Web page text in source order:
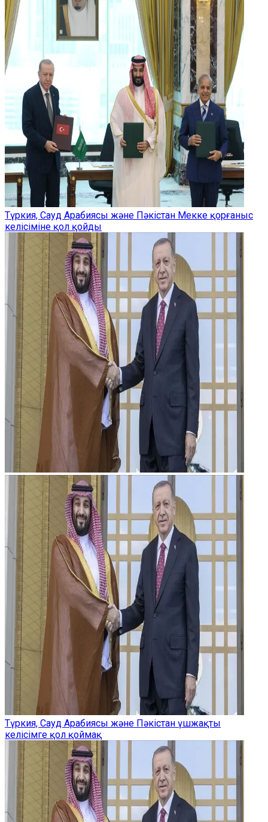
Түркия, Сауд Арабиясы және Пәкістан Мекке қорғаныс
келісіміне қол қойды
Түркия, Сауд Арабиясы және Пәкістан үшжақты
келісімге қол қоймақ